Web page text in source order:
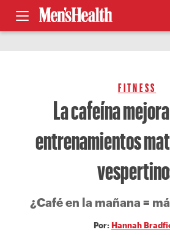
FITNESS
La cafeína
entrenamientos
¿Café en la mañana =
Por: Hannah